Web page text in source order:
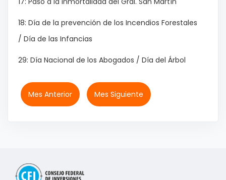
18: Día de la prevención de los Incendios Forestales
/ Día de las Infancias
29: Día Nacional de los Abogados / Día del Árbol
Mes Anterior Mes Siguiente